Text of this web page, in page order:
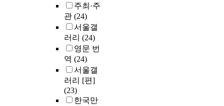
주최·주
관 (24)
서울갤
러리 (24)
영문 번
역 (24)
서울갤
러리 [편]
(23)
한국만